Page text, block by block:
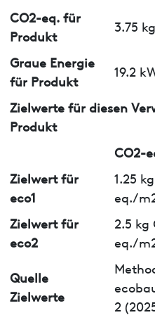
CO2-eq. für
Produkt
3.75
Graue Energie
für Produkt
19.2
Zielwerte für diesen
Produkt
CO2-
Zielwert für
eco1
1.25
eq./
Zielwert für
eco2
2.5 kg
eq./
Quelle
Zielwerte
2